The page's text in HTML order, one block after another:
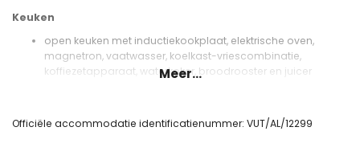
Keuken
open keuken met inductiekookplaat, elektrische oven,
magnetron, vaatwasser, koelkast-vriescombinatie,
koffiezetapparaat, waterkoker, broodrooster en juicer
slaapkamer met airconditioning, queen size bed (met een
Meer...
Officiële accommodatie identificatienummer: VUT/AL/12299